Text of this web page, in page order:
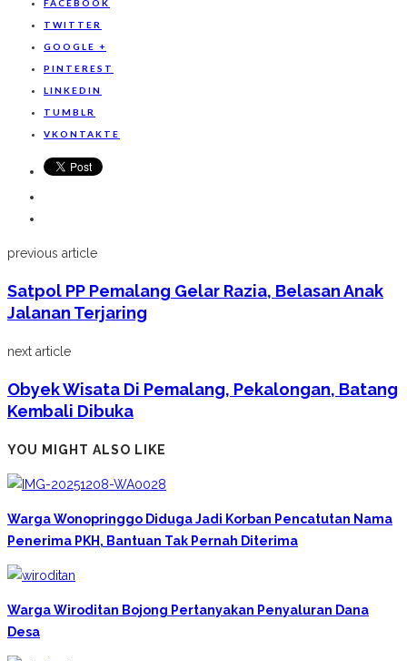
FACEBOOK
TWITTER
GOOGLE +
PINTEREST
LINKEDIN
TUMBLR
VKONTAKTE
previous article
Satpol PP Pemalang Gelar Razia, Belasan Anak
Jalanan Terjaring
next article
Obyek Wisata Di Pemalang, Pekalongan, Batang
Kembali Dibuka
YOU MIGHT ALSO LIKE
Warga Wonopringgo Diduga Jadi Korban Pencatutan Nama
Penerima PKH, Bantuan Tak Pernah Diterima
Warga Wiroditan Bojong Pertanyakan Penyaluran Dana
Desa